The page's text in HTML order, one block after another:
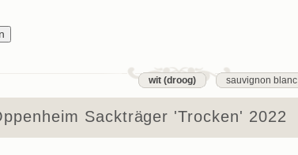
wit (droog) sauvignon blanc
Sackträger 'Trocken' 2022